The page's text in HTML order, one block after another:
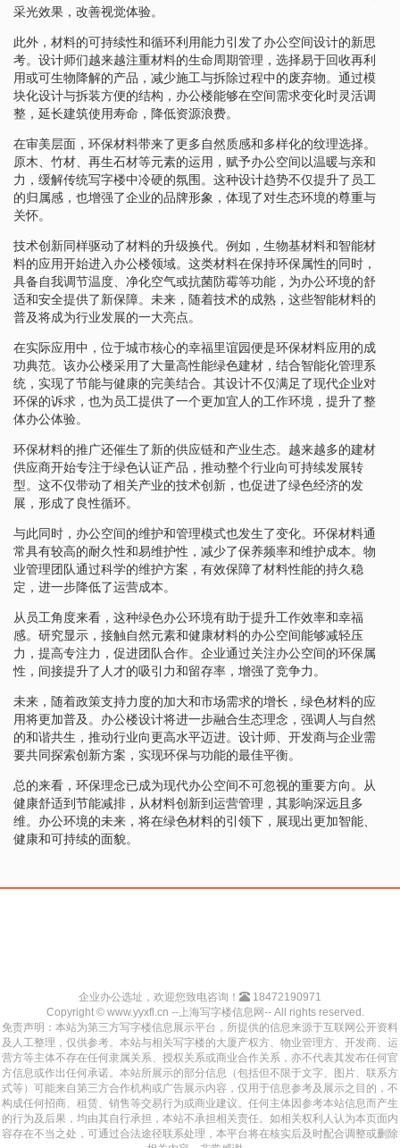
采光效果，改善视觉体验。
此外，材料的可持续性和循环利用能力引发了办公空间设计的新思
考。设计师们越来越注重材料的生命周期管理，选择易于回收再利
用或可生物降解的产品，减少施工与拆除过程中的废弃物。通过模
块化设计与拆装方便的结构，办公楼能够在空间需求变化时灵活调
整，延长建筑使用寿命，降低资源浪费。
在审美层面，环保材料带来了更多自然质感和多样化的纹理选择。
原木、竹材、再生石材等元素的运用，赋予办公空间以温暖与亲和
力，缓解传统写字楼中冷硬的氛围。这种设计趋势不仅提升了员工
的归属感，也增强了企业的品牌形象，体现了对生态环境的尊重与
关怀。
技术创新同样驱动了材料的升级换代。例如，生物基材料和智能材
料的应用开始进入办公楼领域。这类材料在保持环保属性的同时，
具备自我调节温度、净化空气或抗菌防霉等功能，为办公环境的舒
适和安全提供了新保障。未来，随着技术的成熟，这些智能材料的
普及将成为行业发展的一大亮点。
在实际应用中，位于城市核心的幸福里谊园便是环保材料应用的成
功典范。该办公楼采用了大量高性能绿色建材，结合智能化管理系
统，实现了节能与健康的完美结合。其设计不仅满足了现代企业对
环保的诉求，也为员工提供了一个更加宜人的工作环境，提升了整
体办公体验。
环保材料的推广还催生了新的供应链和产业生态。越来越多的建材
供应商开始专注于绿色认证产品，推动整个行业向可持续发展转
型。这不仅带动了相关产业的技术创新，也促进了绿色经济的发
展，形成了良性循环。
与此同时，办公空间的维护和管理模式也发生了变化。环保材料通
常具有较高的耐久性和易维护性，减少了保养频率和维护成本。物
业管理团队通过科学的维护方案，有效保障了材料性能的持久稳
定，进一步降低了运营成本。
从员工角度来看，这种绿色办公环境有助于提升工作效率和幸福
感。研究显示，接触自然元素和健康材料的办公空间能够减轻压
力，提高专注力，促进团队合作。企业通过关注办公空间的环保属
性，间接提升了人才的吸引力和留存率，增强了竞争力。
未来，随着政策支持力度的加大和市场需求的增长，绿色材料的应
用将更加普及。办公楼设计将进一步融合生态理念，强调人与自然
的和谐共生，推动行业向更高水平迈进。设计师、开发商与企业需
要共同探索创新方案，实现环保与功能的最佳平衡。
总的来看，环保理念已成为现代办公空间不可忽视的重要方向。从
健康舒适到节能减排，从材料创新到运营管理，其影响深远且多
维。办公环境的未来，将在绿色材料的引领下，展现出更加智能、
健康和可持续的面貌。
企业办公选址，欢迎您致电咨询！
18472190971
Copyright © www.yyxfl.cn --上海写字楼信息网-- All rights reserved.
免责声明：本站为第三方写字楼信息展示平台，所提供的信息来源于互联网公开资料
及人工整理，仅供参考。本站与相关写字楼的大厦产权方、物业管理方、开发商、运
营方等主体不存在任何隶属关系、授权关系或商业合作关系，亦不代表其发布任何官
方信息或作出任何承诺。本站所展示的部分信息（包括但不限于文字、图片、联系方
式等）可能来自第三方合作机构或广告展示内容，仅用于信息参考及展示之目的，不
构成任何招商、租赁、销售等交易行为或商业建议。任何主体因参考本站信息而产生
的行为及后果，均由其自行承担，本站不承担相关责任。如相关权利人认为本页面内
容存在不当之处，可通过合法途径联系处理，本平台将在核实后及时配合调整或删除